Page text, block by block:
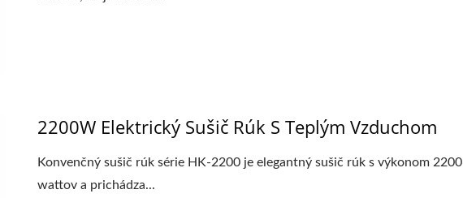
2200W Elektrický Sušič Rúk S Teplým Vzduchom
Konvenčný sušič rúk série HK-2200 je elegantný sušič rúk s výkonom 2200
wattov a prichádza...